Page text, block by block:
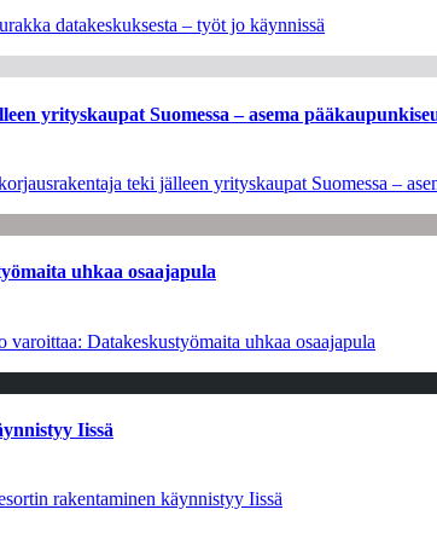
datakeskuksesta – työt jo käynnissä
yrityskaupat Suomessa – asema
teki jälleen yrityskaupat Suomessa –
uhkaa osaajapula
Datakeskustyömaita uhkaa osaajapula
Iissä
rakentaminen käynnistyy Iissä